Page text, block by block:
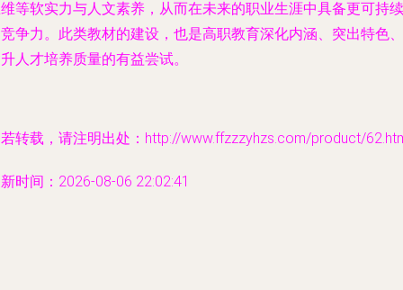
等软实力与人文素养，从而在未来的职业生涯中具备更可持续
争力。此类教材的建设，也是高职教育深化内涵、突出特色、
人才培养质量的有益尝试。
转载，请注明出处：http://www.ffzzzyhzs.com/product/
时间：2026-08-06 22:02:41